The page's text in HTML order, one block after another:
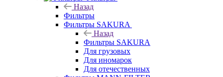
Назад
Фильтры
Фильтры SAKURA
Назад
Фильтры SAKURA
Для грузовых
Для иномарок
Для отечественных